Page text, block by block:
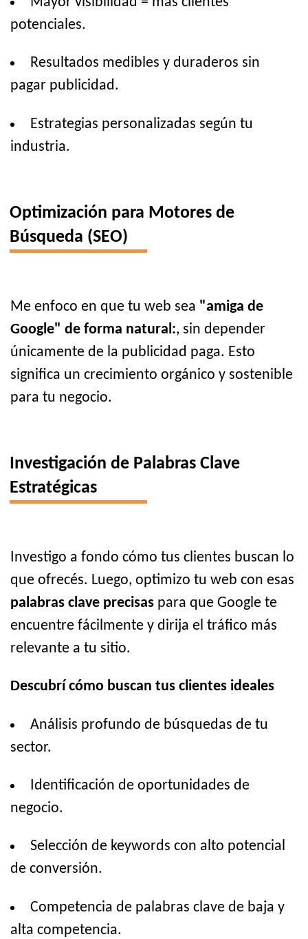
potenciales.
Resultados medibles y duraderos sin
pagar publicidad.
Estrategias personalizadas según tu
industria.
Optimización para Motores de
Búsqueda (SEO)
Me enfoco en que tu web sea "amiga de
Google" de forma natural:, sin depender
únicamente de la publicidad paga. Esto
significa un crecimiento orgánico y sostenible
para tu negocio.
Investigación de Palabras Clave
Estratégicas
Investigo a fondo cómo tus clientes buscan lo
que ofrecés. Luego, optimizo tu web con esas
palabras clave precisas para que Google te
encuentre fácilmente y dirija el tráfico más
relevante a tu sitio.
Descubrí cómo buscan tus clientes ideales
Análisis profundo de búsquedas de tu
sector.
Identificación de oportunidades de
negocio.
Selección de keywords con alto potencial
de conversión.
Competencia de palabras clave de baja y
alta competencia.